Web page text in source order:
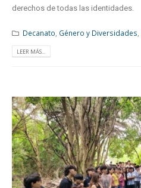
derechos de todas las identidades.
Decanato Género y Diversidades
LEER MÁS...